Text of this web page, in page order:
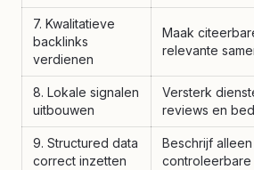
7. Kwalitatieve
backlinks
verdienen
Maak
relevante
8. Lokale signalen
uitbouwen
Versterk
reviews en
9. Structured data
correct inzetten
Beschrijf
controleerbare